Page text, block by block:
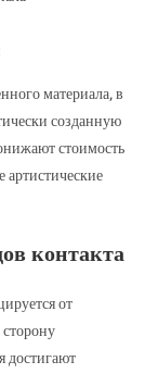
материала, в
созданную
стоимость
артистические
контакта
от
достигают